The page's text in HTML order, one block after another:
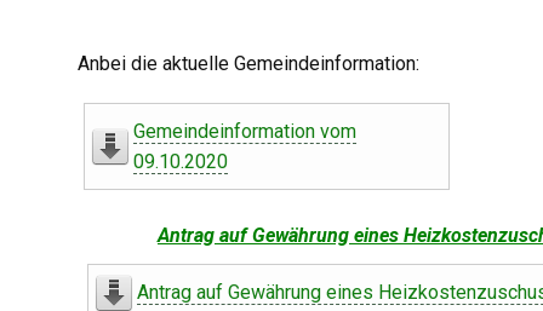
Anbei die aktuelle Gemeindeinformation:
Gemeindeinformation vom
09.10.2020
Antrag auf Gewährung eines
Antrag auf Gewährung eines